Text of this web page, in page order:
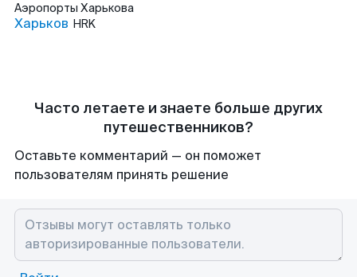
Аэропорты Харькова
Харьков HRK
Часто летаете и знаете больше других
путешественников?
Оставьте комментарий — он поможет
пользователям принять решение